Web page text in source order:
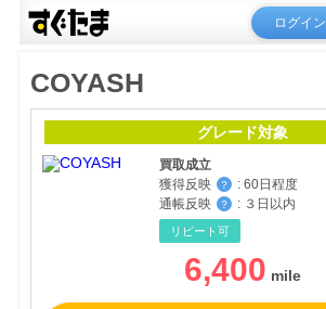
ログイン
COYASH
グレード対象
買取成立
獲得反映
？ : 60日程度
通帳反映
？ : ３日以内
リピート可
6,400